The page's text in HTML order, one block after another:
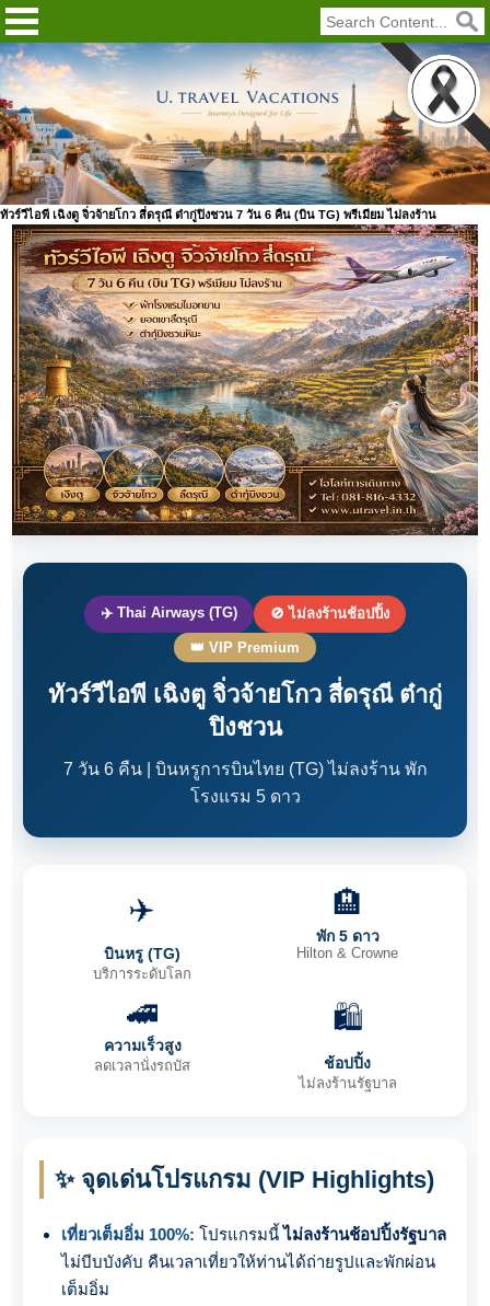
ทัวร์วีไอพี เฉิงตู จิ่วจ้ายโกว สี่ดรุณี ต๋ากู่ปิงชวน 7 วัน 6 คืน (บิน TG) พรีเมียม ไม่ลงร้าน
✈️ Thai Airways (TG) 🚫 ไม่ลงร้านช้อปปิ้ง
👑 VIP Premium
ทัวร์วีไอพี เฉิงตู จิ่วจ้ายโกว สี่ดรุณี ต๋ากู่
ปิงชวน
7 วัน 6 คืน | บินหรูการบินไทย (TG) ไม่ลงร้าน พัก
โรงแรม 5 ดาว
✈️
บินหรู (TG)
บริการระดับโลก
🏨
พัก 5 ดาว
Hilton & Crowne
🚄
ความเร็วสูง
ลดเวลานั่งรถบัส
🛍️
ช้อปปิ้ง
ไม่ลงร้านรัฐบาล
✨ จุดเด่นโปรแกรม (VIP Highlights)
เที่ยวเต็มอิ่ม 100%: โปรแกรมนี้ไม่ลงร้านช้อปปิ้งรัฐบาล
ไม่บีบบังคับ คืนเวลาเที่ยวให้ท่านได้ถ่ายรูปและพักผ่อน
เต็มอิ่ม